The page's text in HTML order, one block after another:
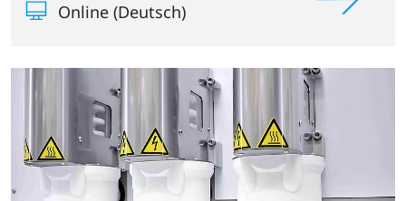
Online (Deutsch)